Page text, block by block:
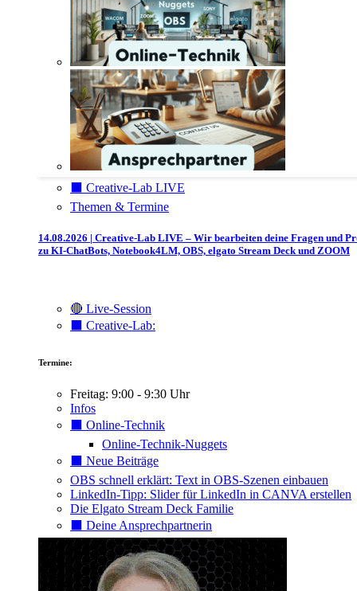
⬛️ Creative-Lab LIVE
Themen & Termine
14.08.2026 | Creative-Lab LIVE – Wir bearbeiten deine Fragen und
zu KI-ChatBots, Notebook4LM, OBS, elgato Stream Deck und ZOOM
🔴 Live-Session
⬛️ Creative-Lab:
Termine:
Freitag: 9:00 - 9:30 Uhr
Infos
⬛️ Online-Technik
Online-Technik-Nuggets
⬛️ Neue Beiträge
OBS schnell erklärt: Text in OBS-Szenen einbauen
LinkedIn-Tipp: Slider für LinkedIn in CANVA erstellen
Die Elgato Stream Deck Familie
⬛️ Deine Ansprechpartnerin